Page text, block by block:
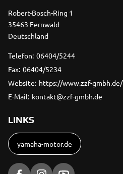
Robert-Bosch-Ring 1
35463 Fernwald
Deutschland
Telefon: 06404/5244
Fax: 06404/5234
Website: https://www.zzf-gmbh.de/
E-Mail: kontakt@zzf-gmbh.de
LINKS
yamaha-motor.de